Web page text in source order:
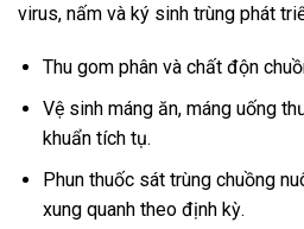
virus, nấm và ký sinh trùng phát
Thu gom phân và chất độn
Vệ sinh máng ăn, máng uống
khuẩn tích tụ.
Phun thuốc sát trùng chuồng
xung quanh theo định kỳ.